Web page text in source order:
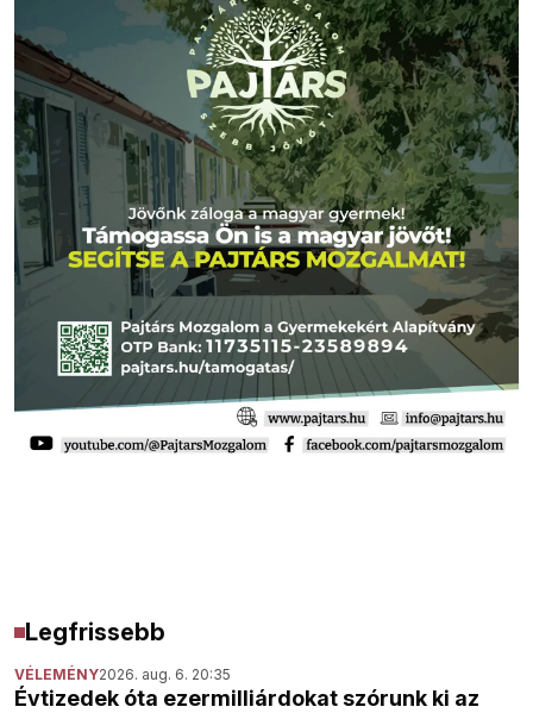
Legfrissebb
VÉLEMÉNY2026. aug. 6. 20:35
Évtizedek óta ezermilliárdokat szórunk ki az